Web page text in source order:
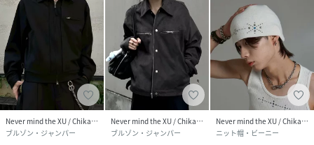
Never mind the XU / Chikashitsu+
ブルゾン・ジャンパー
Never mind the XU / Chikashitsu+
ブルゾン・ジャンパー
Never mind the XU / Chikashitsu+
ニット帽・ビーニー